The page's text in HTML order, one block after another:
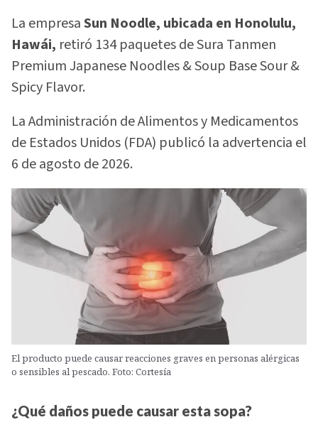
La empresaSun Noodle, ubicada en Honolulu,
Hawái, retiró 134 paquetes de Sura Tanmen
Premium Japanese Noodles & Soup Base Sour &
Spicy Flavor.
La Administración de Alimentos y Medicamentos
de Estados Unidos (FDA) publicó la advertencia el
6 de agosto de 2026.
El producto puede causar reacciones graves en personas alérgicas
o sensibles al pescado. Foto: Cortesía
¿Qué daños puede causar esta sopa?